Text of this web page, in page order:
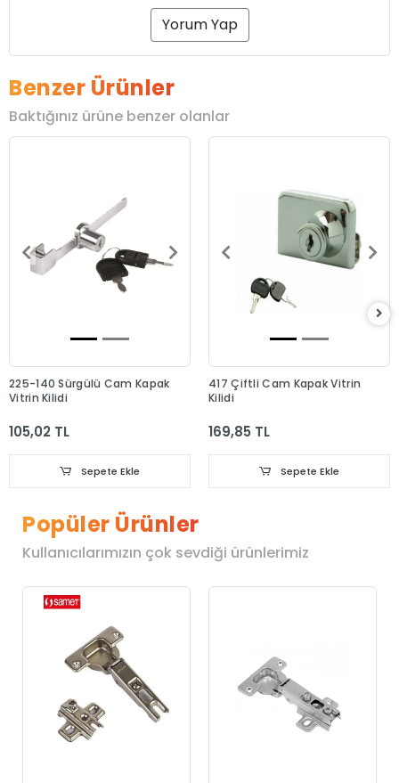
Yorum Yap
Benzer Ürünler
Baktığınız ürüne benzer olanlar
225-140 Sürgülü Cam Kapak
Vitrin Kilidi
105,02 TL
Sepete Ekle
417 Çiftli Cam Kapak Vitrin
Kilidi
169,85 TL
Sepete Ekle
Popüler Ürünler
Kullanıcılarımızın çok sevdiği ürünlerimiz